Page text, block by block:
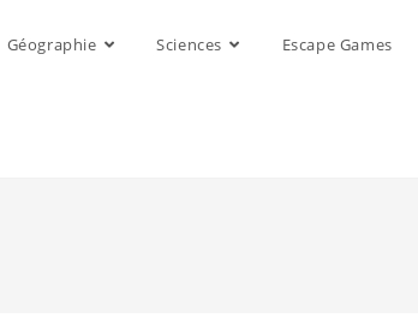
Géographie Sciences Escape Games